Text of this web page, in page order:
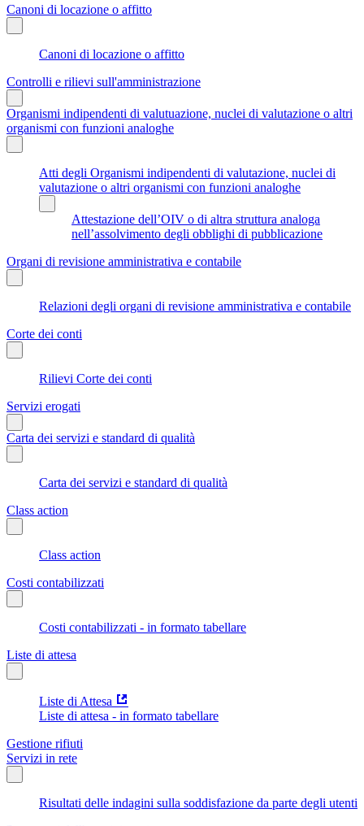
Canoni di locazione o affitto
Canoni di locazione o affitto
Controlli e rilievi sull'amministrazione
Organismi indipendenti di valutuazione, nuclei di valutazione o altri
organismi con funzioni analoghe
Atti degli Organismi indipendenti di valutazione, nuclei di
valutazione o altri organismi con funzioni analoghe
Attestazione dell’OIV o di altra struttura analoga
nell’assolvimento degli obblighi di pubblicazione
Organi di revisione amministrativa e contabile
Relazioni degli organi di revisione amministrativa e contabile
Corte dei conti
Rilievi Corte dei conti
Servizi erogati
Carta dei servizi e standard di qualità
Carta dei servizi e standard di qualità
Class action
Class action
Costi contabilizzati
Costi contabilizzati - in formato tabellare
Liste di attesa
Liste di Attesa
Liste di attesa - in formato tabellare
Gestione rifiuti
Servizi in rete
Risultati delle indagini sulla soddisfazione da parte degli utenti